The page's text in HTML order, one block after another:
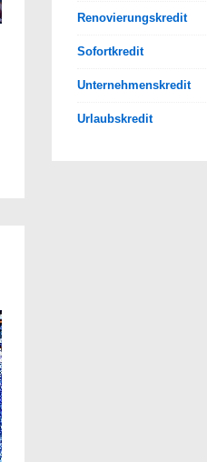
Renovierungskredit
Sofortkredit
Unternehmenskredit
Urlaubskredit